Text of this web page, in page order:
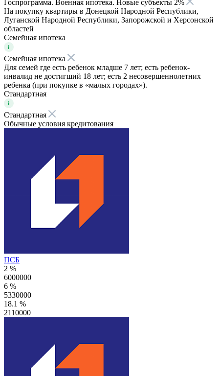
Госпрограмма. Военная ипотека. Новые субъекты 2%
На покупку квартиры в Донецкой Народной Республики,
Луганской Народной Республики, Запорожской и Херсонской
областей
Семейная ипотека
Семейная ипотека
Для семей где есть ребенок младше 7 лет; есть ребенок-
инвалид не достигший 18 лет; есть 2 несовершеннолетних
ребенка (при покупке в «малых городах»).
Стандартная
Стандартная
Обычные условия кредитования
ПСБ
2 %
6000000
6 %
5330000
18.1 %
2110000